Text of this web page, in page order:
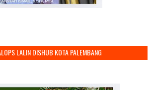
LALIN DISHUB KOTA PALEMBANG